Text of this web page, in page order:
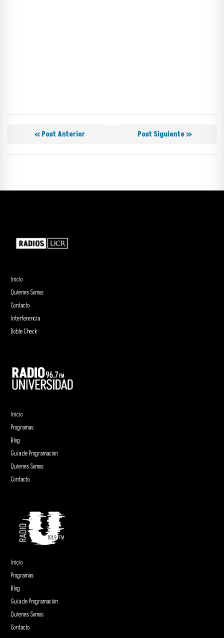
« Post Anterior Post Siguiente »
Inicio
Quienes Somos
Contacto
Interferencia
Doble Check
Inicio
Programas
Blog
Guía de Programación
Quienes Somos
Contacto
Inicio
Programas
Blog
Guía de Programación
Quienes Somos
Contacto